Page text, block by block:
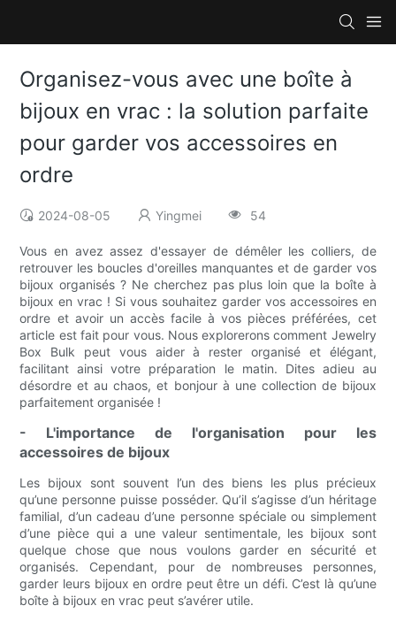
Organisez-vous avec une boîte à
bijoux en vrac : la solution parfaite
pour garder vos accessoires en
ordre
2024-08-05 Yingmei 54
Vous en avez assez d'essayer de démêler les colliers, de
retrouver les boucles d'oreilles manquantes et de garder vos
bijoux organisés ? Ne cherchez pas plus loin que la boîte à
bijoux en vrac ! Si vous souhaitez garder vos accessoires en
ordre et avoir un accès facile à vos pièces préférées, cet
article est fait pour vous. Nous explorerons comment Jewelry
Box Bulk peut vous aider à rester organisé et élégant,
facilitant ainsi votre préparation le matin. Dites adieu au
désordre et au chaos, et bonjour à une collection de bijoux
parfaitement organisée !
- L'importance de l'organisation pour les
accessoires de bijoux
Les bijoux sont souvent l’un des biens les plus précieux
qu’une personne puisse posséder. Qu’il s’agisse d’un héritage
familial, d’un cadeau d’une personne spéciale ou simplement
d’une pièce qui a une valeur sentimentale, les bijoux sont
quelque chose que nous voulons garder en sécurité et
organisés. Cependant, pour de nombreuses personnes,
garder leurs bijoux en ordre peut être un défi. C’est là qu’une
boîte à bijoux en vrac peut s’avérer utile.